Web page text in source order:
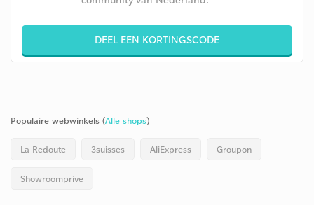
DEEL EEN KORTINGSCODE
Populaire webwinkels (Alle shops)
La Redoute 3suisses AliExpress Groupon
Showroomprive